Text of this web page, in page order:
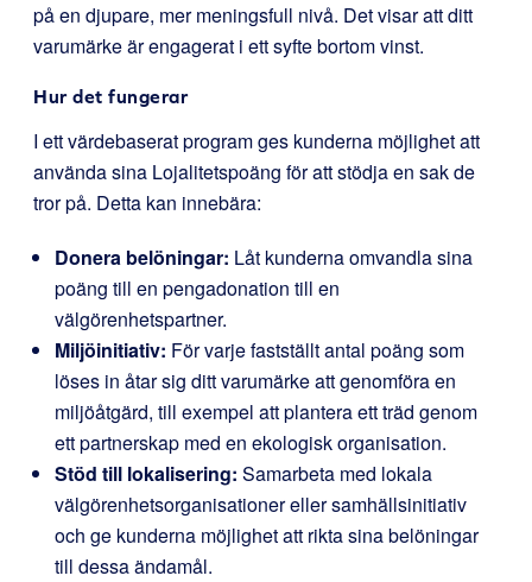
på en djupare, mer meningsfull nivå. Det visar att ditt
varumärke är engagerat i ett syfte bortom vinst.
Hur det fungerar
I ett värdebaserat program ges kunderna möjlighet att
använda sina Lojalitetspoäng för att stödja en sak de
tror på. Detta kan innebära:
Donera belöningar: Låt kunderna omvandla sina
poäng till en pengadonation till en
välgörenhetspartner.
Miljöinitiativ: För varje fastställt antal poäng som
löses in åtar sig ditt varumärke att genomföra en
miljöåtgärd, till exempel att plantera ett träd genom
ett partnerskap med en ekologisk organisation.
Stöd till lokalisering: Samarbeta med lokala
välgörenhetsorganisationer eller samhällsinitiativ
och ge kunderna möjlighet att rikta sina belöningar
till dessa ändamål.